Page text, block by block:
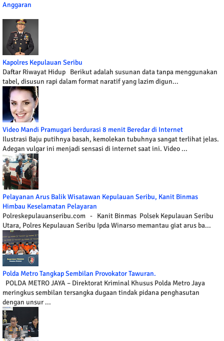
Anggaran
Kapolres Kepulauan Seribu
Daftar Riwayat Hidup Berikut adalah susunan data tanpa menggunakan
tabel, disusun rapi dalam format naratif yang lazim digun...
Video Mandi Pramugari berdurasi 8 menit Beredar di Internet
Ilustrasi Baju putihnya basah, kemolekan tubuhnya sangat terlihat jelas.
Adegan vulgar ini menjadi sensasi di internet saat ini. Video ...
Pelayanan Arus Balik Wisatawan Kepulauan Seribu, Kanit Binmas
Himbau Keselamatan Pelayaran
Polreskepulauanseribu.com - Kanit Binmas Polsek Kepulauan Seribu
Utara, Polres Kepulauan Seribu Ipda Winarso memantau giat arus ba...
Polda Metro Tangkap Sembilan Provokator Tawuran.
POLDA METRO JAYA – Direktorat Kriminal Khusus Polda Metro Jaya
meringkus sembilan tersangka dugaan tindak pidana penghasutan
dengan unsur ...